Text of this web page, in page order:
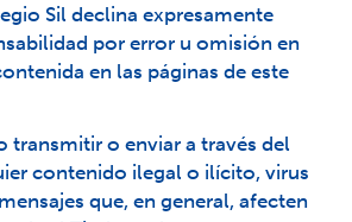
Sil declina expresamente
por error u omisión en
en las páginas de este
transmitir o enviar a través del
contenido ilegal o ilícito, virus
que, en general, afecten